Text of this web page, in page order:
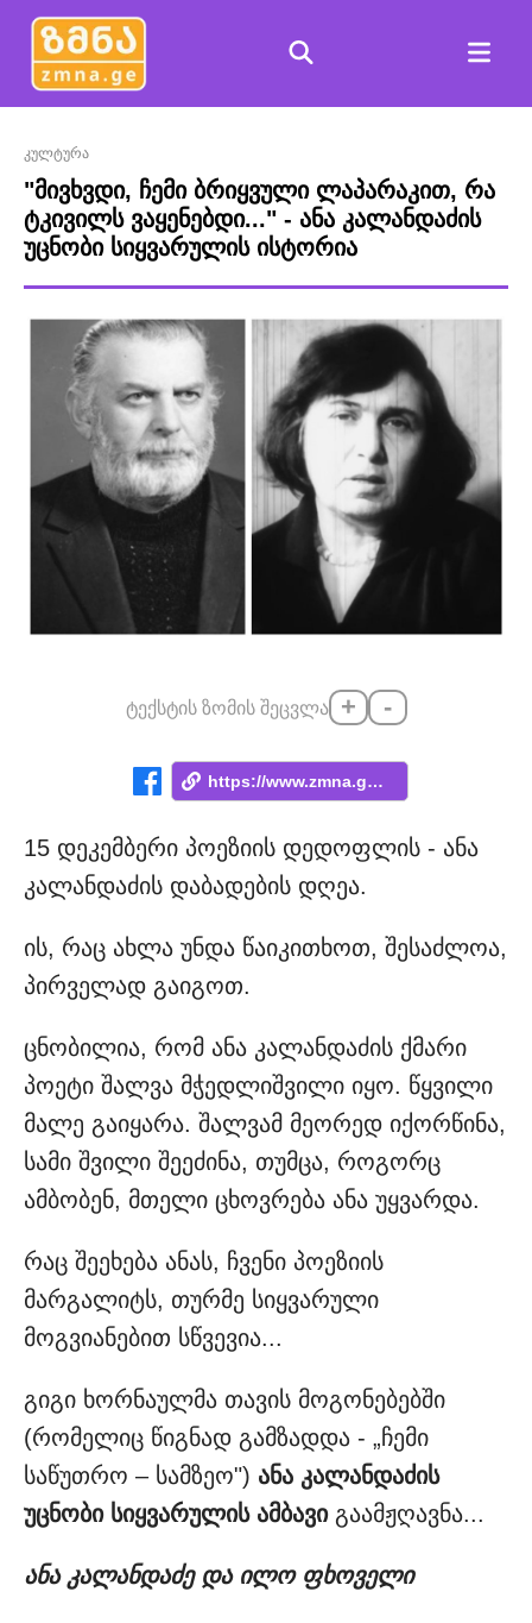
კულტურა
"მივხვდი, ჩემი ბრიყვული ლაპარაკით, რა
ტკივილს ვაყენებდი..." - ანა კალანდაძის
უცნობი სიყვარულის ისტორია
ტექსტის ზომის შეცვლა + -
https://www.zmna.ge/news/ana-kalandadzis...
15 დეკემბერი პოეზიის დედოფლის - ანა
კალანდაძის დაბადების დღეა.
ის, რაც ახლა უნდა წაიკითხოთ, შესაძლოა,
პირველად გაიგოთ.
ცნობილია, რომ ანა კალანდაძის ქმარი
პოეტი შალვა მჭედლიშვილი იყო. წყვილი
მალე გაიყარა. შალვამ მეორედ იქორწინა,
სამი შვილი შეეძინა, თუმცა, როგორც
ამბობენ, მთელი ცხოვრება ანა უყვარდა.
რაც შეეხება ანას, ჩვენი პოეზიის
მარგალიტს, თურმე სიყვარული
მოგვიანებით სწვევია...
გიგი ხორნაულმა თავის მოგონებებში
(რომელიც წიგნად გამზადდა - „ჩემი
საწუთრო – სამზეო") ანა კალანდაძის
უცნობი სიყვარულის ამბავიგაამჟღავნა...
ანა კალანდაძე და ილო ფხოველი